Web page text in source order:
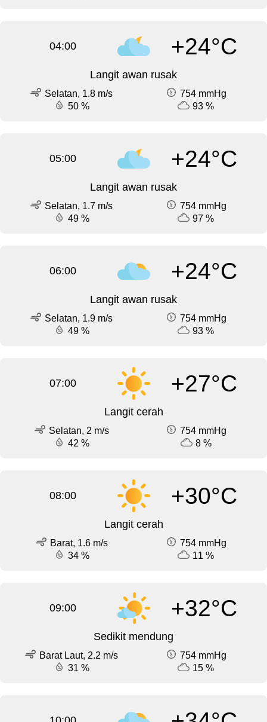
04:00 +24°C
Langit awan rusak
Selatan, 1.8 m/s
754 mmHg
50 %
93 %
05:00 +24°C
Langit awan rusak
Selatan, 1.7 m/s
754 mmHg
49 %
97 %
06:00 +24°C
Langit awan rusak
Selatan, 1.9 m/s
754 mmHg
49 %
93 %
07:00 +27°C
Langit cerah
Selatan, 2 m/s
754 mmHg
42 %
8 %
08:00 +30°C
Langit cerah
Barat, 1.6 m/s
754 mmHg
34 %
11 %
09:00 +32°C
Sedikit mendung
Barat Laut, 2.2 m/s
754 mmHg
31 %
15 %